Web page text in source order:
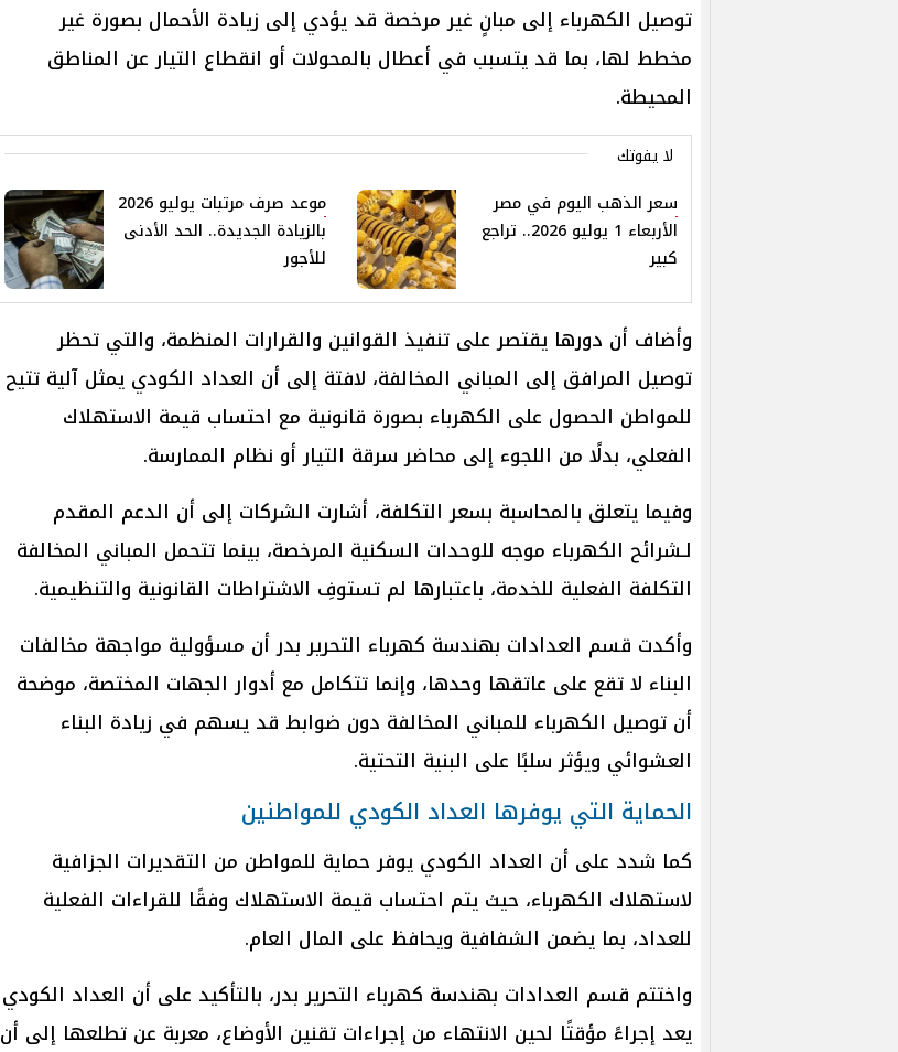
توصيل الكهرباء إلى مبانٍ غير مرخصة قد يؤدي إلى زيادة الأحمال بصورة غير
مخطط لها، بما قد يتسبب في أعطال بالمحولات أو انقطاع التيار عن المناطق
المحيطة.
لا يفوتك
سعر الذهب اليوم في مصر
الأربعاء 1 يوليو 2026.. تراجع
كبير
موعد صرف مرتبات يوليو 2026
بالزيادة الجديدة.. الحد الأدنى
للأجور
وأضاف أن دورها يقتصر على تنفيذ القوانين والقرارات المنظمة، والتي تحظر
توصيل المرافق إلى المباني المخالفة، لافتة إلى أن العداد الكودي يمثل آلية تتيح
للمواطن الحصول على الكهرباء بصورة قانونية مع احتساب قيمة الاستهلاك
الفعلي، بدلًا من اللجوء إلى محاضر سرقة التيار أو نظام الممارسة.
وفيما يتعلق بالمحاسبة بسعر التكلفة، أشارت الشركات إلى أن الدعم المقدم
لـشرائح الكهرباء موجه للوحدات السكنية المرخصة، بينما تتحمل المباني المخالفة
التكلفة الفعلية للخدمة، باعتبارها لم تستوفِ الاشتراطات القانونية والتنظيمية.
وأكدت قسم العدادات بهندسة كهرباء التحرير بدر أن مسؤولية مواجهة مخالفات
البناء لا تقع على عاتقها وحدها، وإنما تتكامل مع أدوار الجهات المختصة، موضحة
أن توصيل الكهرباء للمباني المخالفة دون ضوابط قد يسهم في زيادة البناء
العشوائي ويؤثر سلبًا على البنية التحتية.
الحماية التي يوفرها العداد الكودي للمواطنين
كما شدد على أن العداد الكودي يوفر حماية للمواطن من التقديرات الجزافية
لاستهلاك الكهرباء، حيث يتم احتساب قيمة الاستهلاك وفقًا للقراءات الفعلية
للعداد، بما يضمن الشفافية ويحافظ على المال العام.
واختتم قسم العدادات بهندسة كهرباء التحرير بدر، بالتأكيد على أن العداد الكودي
يعد إجراءً مؤقتًا لحين الانتهاء من إجراءات تقنين الأوضاع، معربة عن تطلعها إلى أن